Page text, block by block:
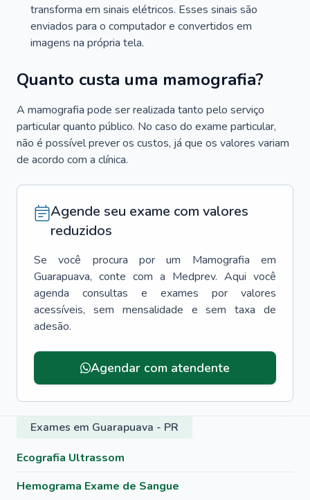
transforma em sinais elétricos. Esses sinais são
enviados para o computador e convertidos em
imagens na própria tela.
Quanto custa uma mamografia?
A mamografia pode ser realizada tanto pelo serviço
particular quanto público. No caso do exame particular,
não é possível prever os custos, já que os valores variam
de acordo com a clínica.
Agende seu exame com valores
reduzidos
Se você procura por um Mamografia
em
Guarapuava, conte com a Medprev. Aqui você
agenda consultas e exames por valores
acessíveis, sem mensalidade e sem taxa de
adesão.
Agendar com atendente
Menu lateral
Exames em Guarapuava - PR
Ecografia Ultrassom
Hemograma Exame de Sangue